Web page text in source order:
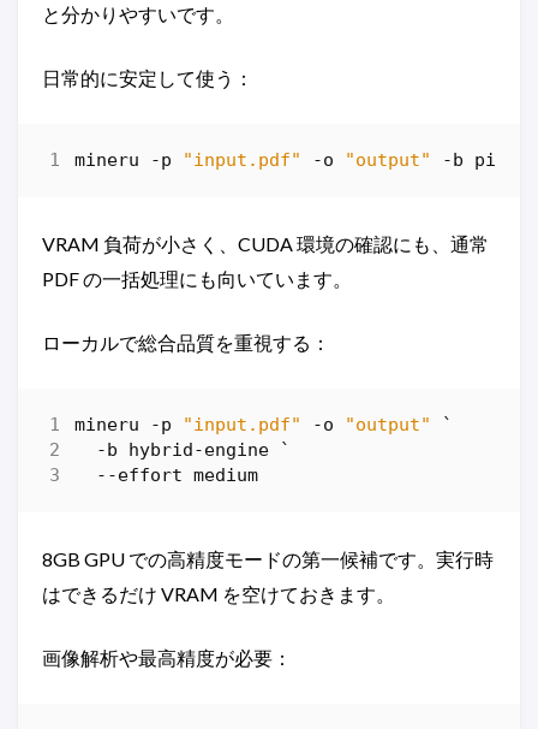
と分かりやすいです。
日常的に安定して使う：
mineru -p "input.pdf" -o "output" -b
VRAM 負荷が小さく、CUDA 環境の確認にも、通常
PDF の一括処理にも向いています。
ローカルで総合品質を重視する：
mineru -p "input.pdf" -o "output"
`
-b
hybrid-engine
`
- -effort medium
8GB GPU での高精度モードの第一候補です。実行時
はできるだけ VRAM を空けておきます。
画像解析や最高精度が必要：